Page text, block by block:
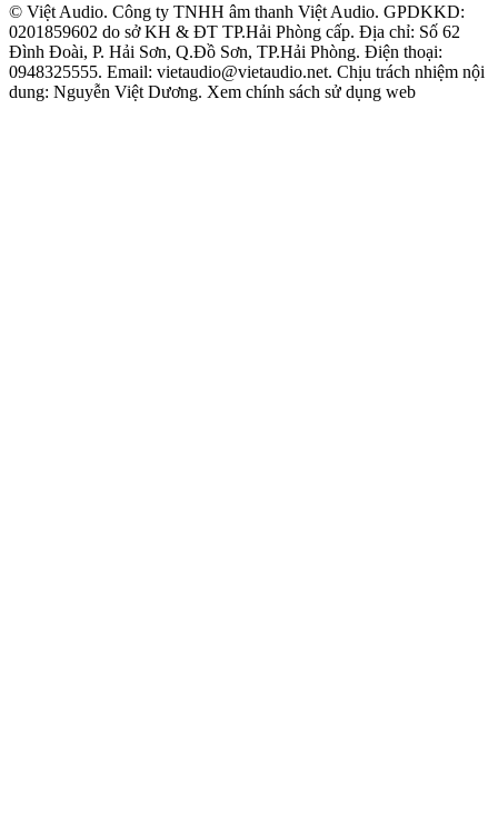
© Việt Audio. Công ty TNHH âm thanh Việt Audio. GPDKKD:
0201859602 do sở KH & ĐT TP.Hải Phòng cấp. Địa chỉ: Số 62
Đình Đoài, P. Hải Sơn, Q.Đồ Sơn, TP.Hải Phòng. Điện thoại:
0948325555. Email: vietaudio@vietaudio.net. Chịu trách nhiệm nội
dung: Nguyễn Việt Dương. Xem chính sách sử dụng web